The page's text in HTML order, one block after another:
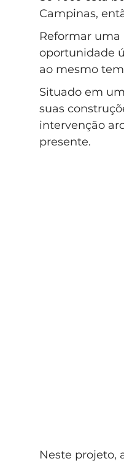
condomínio Mont Blanc
Condomínio Gramado
Condomínio Swiss Park
Campinas,
Reformar uma
oportunidade
ao mesmo
Situado em
suas
intervenção
presente.
Neste projeto,